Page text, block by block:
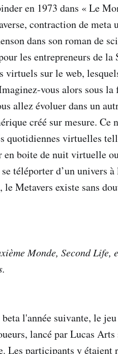
en 1973 dans « Le
contraction de meta
dans son roman de
les entrepreneurs de
virtuels sur le web,
vous alors sous la
allez évoluer dans un
créé sur mesure. Ce
quotidiennes virtuelles
en boite de nuit virtuelle
téléporter d’un univers
Metavers existe sans
Monde, Second Life,
l'année suivante, le
lancé par Lucas Arts
Les participants y étaient